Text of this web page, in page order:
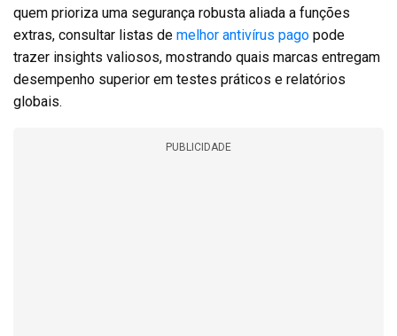
quem prioriza uma segurança robusta aliada a funções
extras, consultar listas de melhor antivírus pago pode
trazer insights valiosos, mostrando quais marcas entregam
desempenho superior em testes práticos e relatórios
globais.
PUBLICIDADE